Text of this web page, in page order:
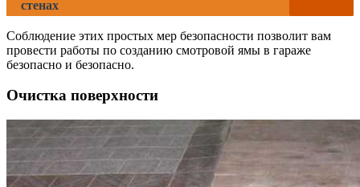
стенах
Соблюдение этих простых мер безопасности позволит вам
провести работы по созданию смотровой ямы в гараже
безопасно и безопасно.
Очистка поверхности